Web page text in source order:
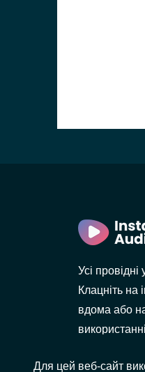
Усі провідні
Клацніть на
вдома або
Для цей веб-сайт